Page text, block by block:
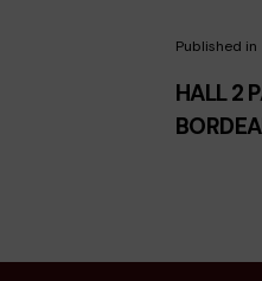
Published in
HALL 2